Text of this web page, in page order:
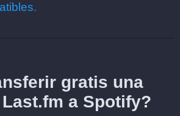
gratis una
a Spotify?